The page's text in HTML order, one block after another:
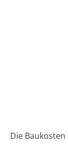
Die